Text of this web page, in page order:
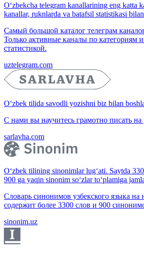
O‘zbekcha telegram kanallarining eng katta
kanallar, ruknlarda va batafsil statistikasi
Самый большой каталог телеграм
Только активные каналы по категориям
статистикой.
uztelegram.com
O‘zbek tilida savodli yozishni biz bilan
С нами вы научитесь грамотно писать на
sarlavha.com
O‘zbek tilining sinonimlar lug‘ati. Saytda
900 ga yaqin sinonim so‘zlar to‘plamiga
Словарь синонимов узбекского языка на
содержит более 3300 слов и 900
sinonim.uz